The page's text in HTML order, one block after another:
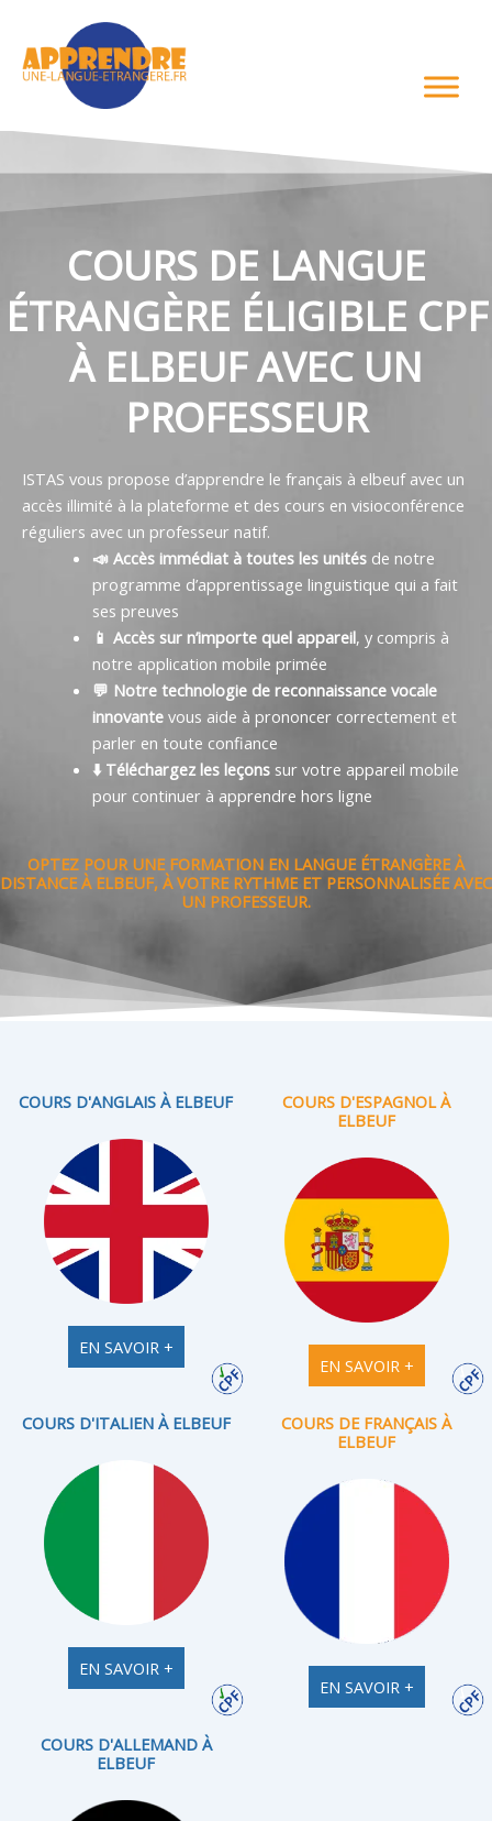
contenu
COURS DE LANGUE
ÉTRANGÈRE ÉLIGIBLE CPF
À ELBEUF AVEC UN
PROFESSEUR
ISTAS vous propose d’apprendre le français à elbeuf avec un
accès illimité à la plateforme et des cours en visioconférence
réguliers avec un professeur natif.
📣 Accès immédiat à toutes les unitésde notre
programme d’apprentissage linguistique qui a fait
ses preuves
📱 Accès sur n’importe quel appareil, y compris à
notre application mobile primée
💬 Notre technologie de reconnaissance vocale
innovantevous aide à prononcer correctement et
parler en toute confiance
⬇️ Téléchargez les leçonssur votre appareil mobile
pour continuer à apprendre hors ligne
OPTEZ POUR UNE FORMATION EN LANGUE ÉTRANGÈRE À
DISTANCE À ELBEUF, À VOTRE RYTHME ET PERSONNALISÉE AVEC
UN PROFESSEUR.
COURS D'ANGLAIS À ELBEUF
EN SAVOIR +
COURS D'ESPAGNOL À
ELBEUF
EN SAVOIR +
COURS D'ITALIEN À ELBEUF
EN SAVOIR +
COURS DE FRANÇAIS À
ELBEUF
EN SAVOIR +
COURS D'ALLEMAND À
ELBEUF